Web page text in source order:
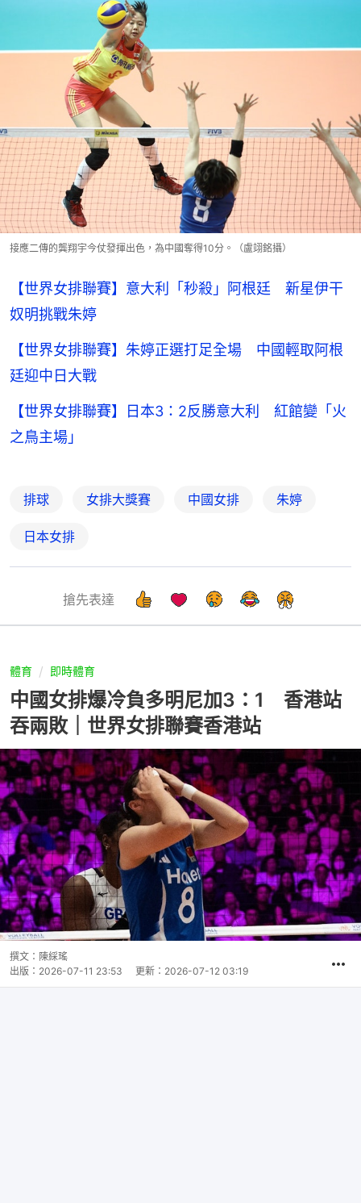
接應二傳的龔翔宇今仗發揮出色，為中國奪得10分。（盧翊銘攝）
【世界女排聯賽】意大利「秒殺」阿根廷 新星伊干
奴明挑戰朱婷
【世界女排聯賽】朱婷正選打足全場 中國輕取阿根
廷迎中日大戰
【世界女排聯賽】日本3：2反勝意大利 紅館變「火
之鳥主場」
排球 女排大獎賽 中國女排 朱婷
日本女排
搶先表達
體育 即時體育
中國女排爆冷負多明尼加3：1 香港站
吞兩敗｜世界女排聯賽香港站
撰文： 陳綵瑤
出版： 2026-07-11 23:53 更新： 2026-07-12 03:19